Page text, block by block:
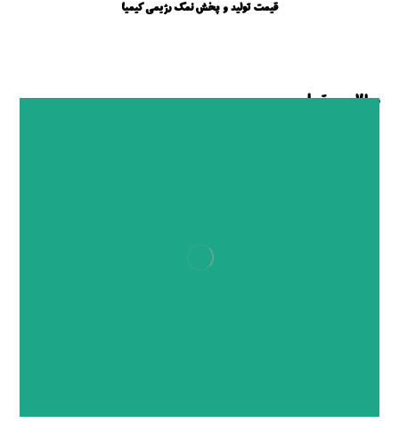
قیمت تولید و پخش نمک رژیمی کیمیا
مطالب مرتبط ...